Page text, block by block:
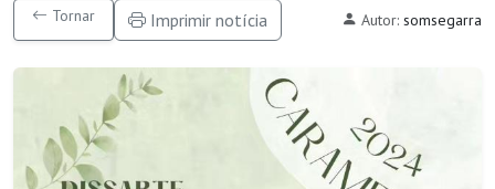
Tornar Imprimir notícia Autor: somsegarra